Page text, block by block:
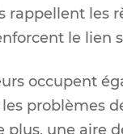
rappellent les
le lien
occupent
problèmes
plus, une aire